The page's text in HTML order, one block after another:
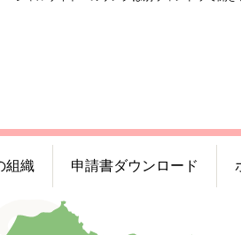
組織 申請書ダウンロード